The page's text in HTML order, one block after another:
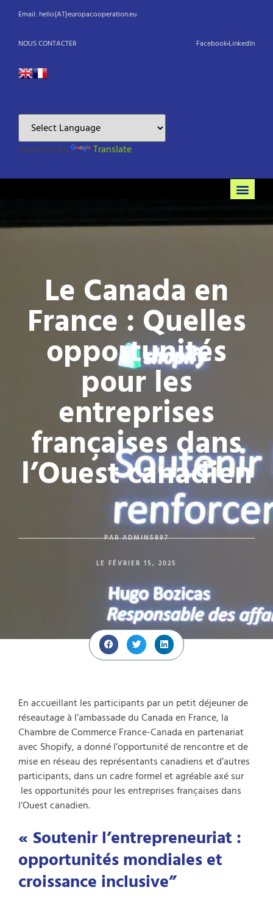
Email: hello{AT}europacooperation.eu
NOUS CONTACTER FacebookLinkedIn
Powered by Translate
Le Canada en
France : Quelles
opportunités
pour les
entreprises
françaises dans
l’Ouest canadien
PARADMIN5897
LE FÉVRIER 15, 2025
En accueillant les participants par un petit déjeuner de
réseautage à l’ambassade du Canada en France, la
Chambre de Commerce France-Canada en partenariat
avec Shopify, a donné l’opportunité de rencontre et de
mise en réseau des représentants canadiens et d’autres
participants, dans un cadre formel et agréable axé sur
les opportunités pour les entreprises françaises dans
l’Ouest canadien.
« Soutenir l’entrepreneuriat :
opportunités mondiales et
croissance inclusive”